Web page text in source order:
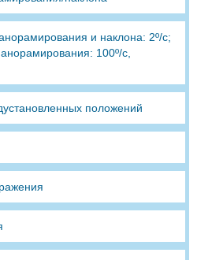
и наклона: 2º/с;
100º/с,
положений